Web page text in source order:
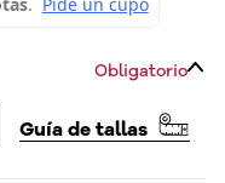
Obligatorio
Guía de tallas